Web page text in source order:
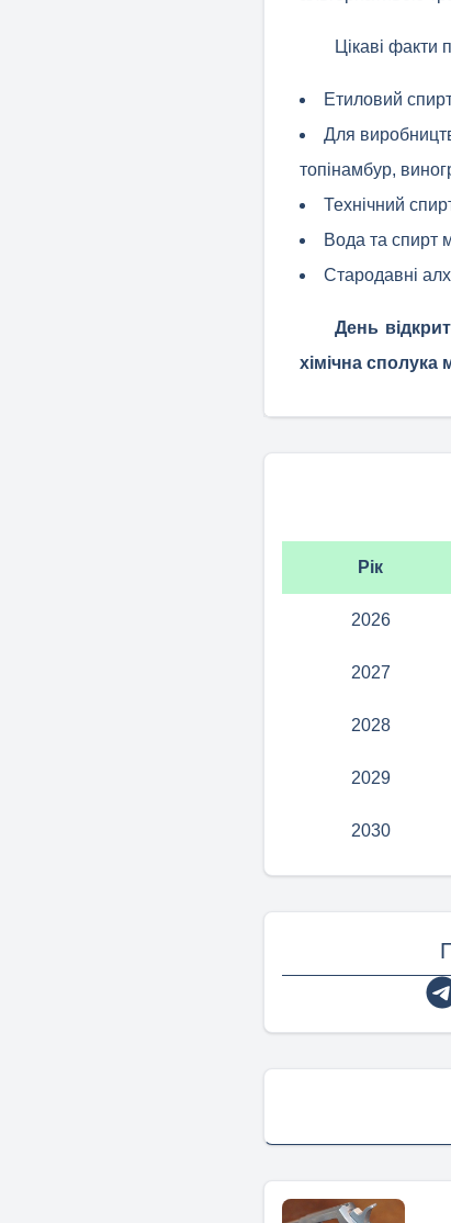
Цікаві факти
Етиловий
Для
топінамбур,
Технічний
Вода та спирт
Стародавні
День
хімічна сполука
Рік
2026
2027
2028
2029
2030